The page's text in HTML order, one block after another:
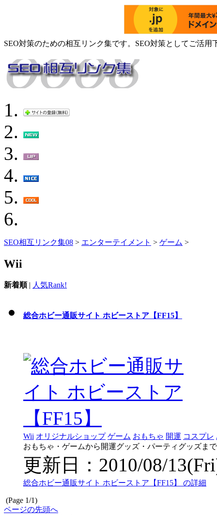
SEO対策のための相互リンク集です。SEO対策としてご活用
SEO相互リンク集08 > エンターテイメント > ゲーム >
Wii
新着順| 人気Rank!
総合ホビー通販サイト ホビーストア【FF15】
Wii オリジナルショップ ゲーム おもちゃ 開運 コスプレ
おもちゃ・ゲームから開運グッズ・パーティグッズま
更新日：2010/08/
総合ホビー通販サイト ホビーストア【FF15】 の詳細
(Page 1/1)
ページの先頭へ